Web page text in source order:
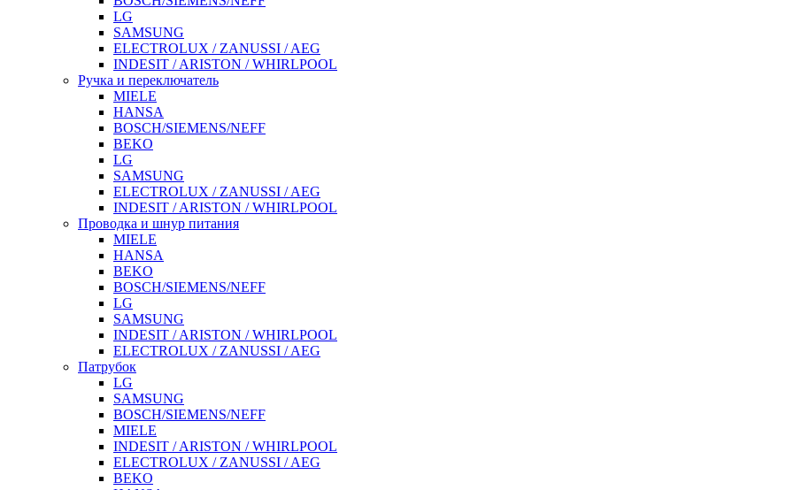
LG
SAMSUNG
ELECTROLUX / ZANUSSI / AEG
INDESIT / ARISTON / WHIRLPOOL
Ручка и переключатель
MIELE
HANSA
BOSCH/SIEMENS/NEFF
BEKO
LG
SAMSUNG
ELECTROLUX / ZANUSSI / AEG
INDESIT / ARISTON / WHIRLPOOL
Проводка и шнур питания
MIELE
HANSA
BEKO
BOSCH/SIEMENS/NEFF
LG
SAMSUNG
INDESIT / ARISTON / WHIRLPOOL
ELECTROLUX / ZANUSSI / AEG
Патрубок
LG
SAMSUNG
BOSCH/SIEMENS/NEFF
MIELE
INDESIT / ARISTON / WHIRLPOOL
ELECTROLUX / ZANUSSI / AEG
BEKO